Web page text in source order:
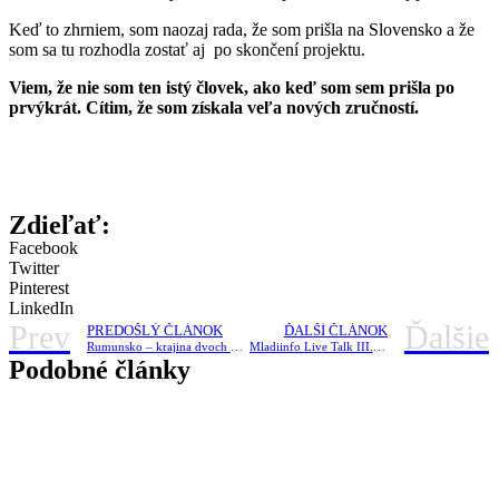
Keď to zhrniem, som naozaj rada, že som prišla na Slovensko a že
som sa tu rozhodla zostať aj po skončení projektu.
Viem, že nie som ten istý človek, ako keď som sem prišla po
prvýkrát. Cítim, že som získala veľa nových zručností.
Zdieľať:
Facebook
Twitter
Pinterest
LinkedIn
Prev PREDOŠLÝ ČLÁNOK ĎALŠÍ ČLÁNOK Ďalšie
Podobné články